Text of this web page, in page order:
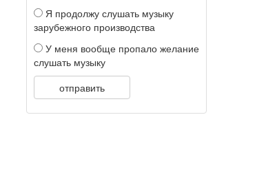
Я продолжу слушать музыку
зарубежного производства
У меня вообще пропало желание
слушать музыку
отправить